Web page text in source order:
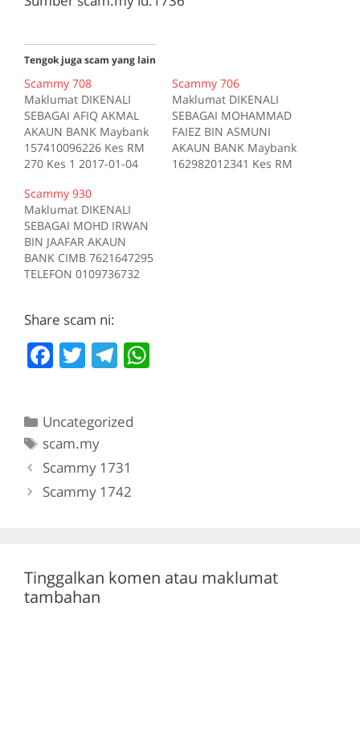
Tengok juga scam yang lain
Scammy 708
Maklumat DIKENALI
SEBAGAI AFIQ AKMAL
AKAUN BANK Maybank
157410096226 Kes RM
270 Kes 1 2017-01-04
Sumber scam.my id:708
Scammy 706
Maklumat DIKENALI
SEBAGAI MOHAMMAD
FAIEZ BIN ASMUNI
AKAUN BANK Maybank
162982012341 Kes RM
Scammy 930
Maklumat DIKENALI
SEBAGAI MOHD IRWAN
BIN JAAFAR AKAUN
BANK CIMB 7621647295
TELEFON 0109736732
deskripsi Sumber
Share scam ni:
F
e
b
o
T
er
T
gr
a
m
Categories
Uncategorized
Tags
scam.my
Scammy 1731
Scammy 1742
Tinggalkan komen atau maklumat
tambahan